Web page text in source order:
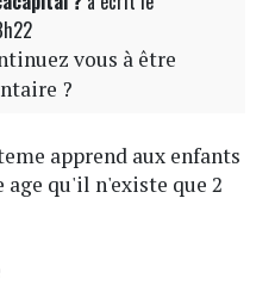
vous à être
?
apprend aux enfants
age qu'il n'existe que 2